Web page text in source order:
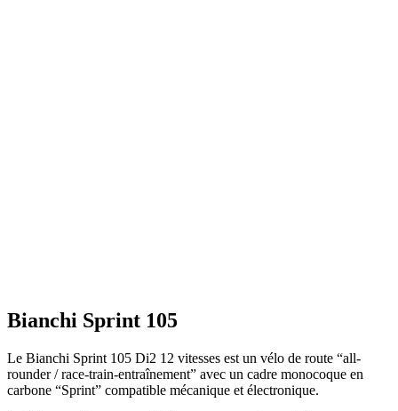
Bianchi Sprint 105
Le Bianchi Sprint 105 Di2 12 vitesses est un vélo de route “all-
rounder / race-train-entraîne­ment” avec un cadre monocoque en
carbone “Sprint” compatible mécanique et électronique.